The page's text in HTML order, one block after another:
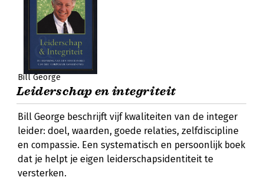
Bill George
Leiderschap en integriteit
Bill George beschrijft vijf kwaliteiten van de integer
leider: doel, waarden, goede relaties, zelfdiscipline
en compassie. Een systematisch en persoonlijk boek
dat je helpt je eigen leiderschapsidentiteit te
versterken.